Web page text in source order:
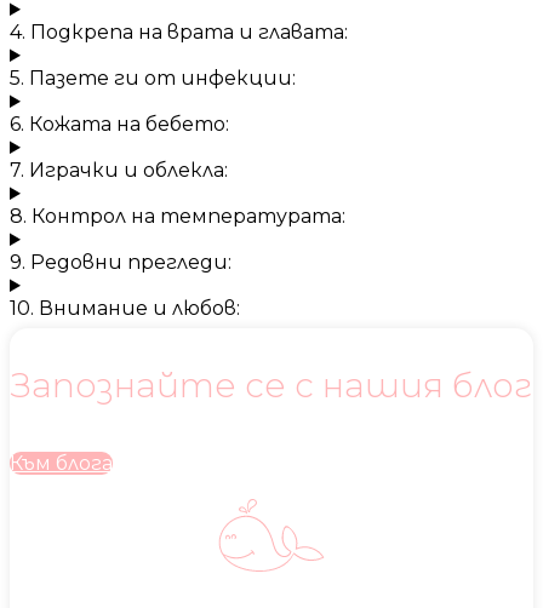
4. Подкрепа на врата и главата:
5. Пазете ги от инфекции:
6. Кожата на бебето:
7. Играчки и облекла:
8. Контрол на температурата:
9. Редовни прегледи:
10. Внимание и любов:
Запознайте се с нашия блог
Към блога